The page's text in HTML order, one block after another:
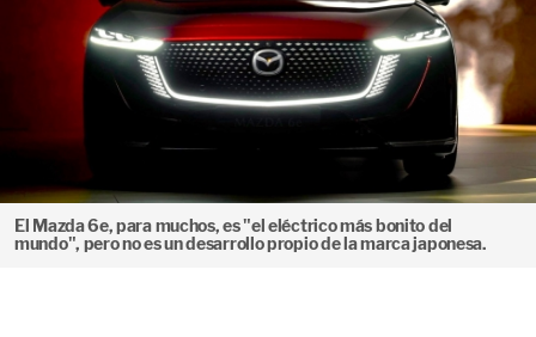
El Mazda 6e, para muchos, es "el eléctrico más bonito del
mundo", pero no es un desarrollo propio de la marca japonesa.